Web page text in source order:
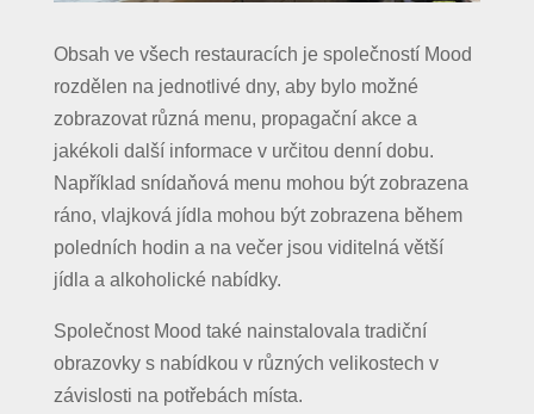
Obsah ve všech restauracích je společností Mood
rozdělen na jednotlivé dny, aby bylo možné
zobrazovat různá menu, propagační akce a
jakékoli další informace v určitou denní dobu.
Například snídaňová menu mohou být zobrazena
ráno, vlajková jídla mohou být zobrazena během
poledních hodin a na večer jsou viditelná větší
jídla a alkoholické nabídky.
Společnost Mood také nainstalovala tradiční
obrazovky s nabídkou v různých velikostech v
závislosti na potřebách místa.